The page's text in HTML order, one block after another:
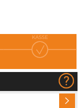
KASSE